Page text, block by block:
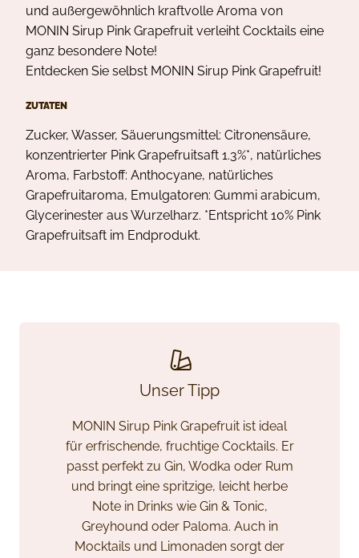
und außergewöhnlich kraftvolle Aroma von
MONIN Sirup Pink Grapefruit verleiht Cocktails eine
ganz besondere Note!
Entdecken Sie selbst MONIN Sirup Pink Grapefruit!
ZUTATEN
Zucker, Wasser, Säuerungsmittel: Citronensäure,
konzentrierter Pink Grapefruitsaft 1.3%*, natürliches
Aroma, Farbstoff: Anthocyane, natürliches
Grapefruitaroma, Emulgatoren: Gummi arabicum,
Glycerinester aus Wurzelharz. *Entspricht 10% Pink
Grapefruitsaft im Endprodukt.
Unser Tipp
MONIN Sirup Pink Grapefruit ist ideal
für erfrischende, fruchtige Cocktails. Er
passt perfekt zu Gin, Wodka oder Rum
und bringt eine spritzige, leicht herbe
Note in Drinks wie Gin & Tonic,
Greyhound oder Paloma. Auch in
Mocktails und Limonaden sorgt der